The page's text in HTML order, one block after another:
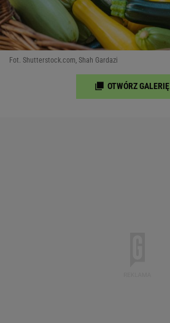
Fot. Shutterstock.com, Shah Gardazi
OTWÓRZ GALERIĘ